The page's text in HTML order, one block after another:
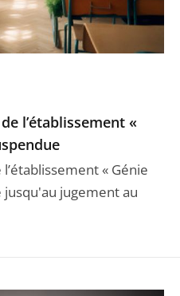
l’établissement «
« Génie
jugement au